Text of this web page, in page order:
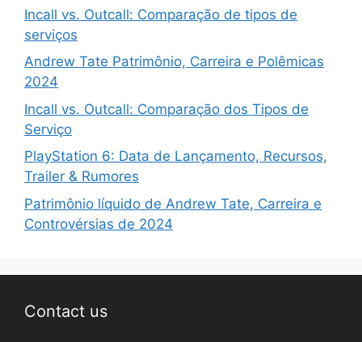
Incall vs. Outcall: Comparação de tipos de
serviços
Andrew Tate Patrimônio, Carreira e Polêmicas
2024
Incall vs. Outcall: Comparação dos Tipos de
Serviço
PlayStation 6: Data de Lançamento, Recursos,
Trailer & Rumores
Patrimônio líquido de Andrew Tate, Carreira e
Controvérsias de 2024
Contact us